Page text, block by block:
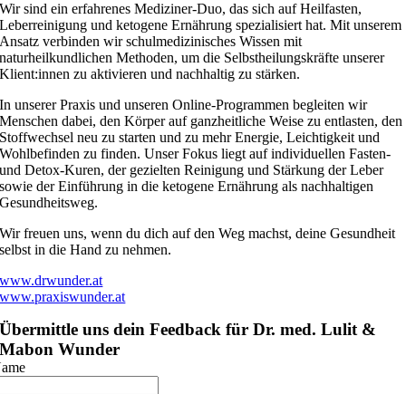
Wir sind ein erfahrenes Mediziner-Duo, das sich auf Heilfasten,
Leberreinigung und ketogene Ernährung spezialisiert hat. Mit unserem
Ansatz verbinden wir schulmedizinisches Wissen mit
naturheilkundlichen Methoden, um die Selbstheilungskräfte unserer
Klient:innen zu aktivieren und nachhaltig zu stärken.
In unserer Praxis und unseren Online-Programmen begleiten wir
Menschen dabei, den Körper auf ganzheitliche Weise zu entlasten, den
Stoffwechsel neu zu starten und zu mehr Energie, Leichtigkeit und
Wohlbefinden zu finden. Unser Fokus liegt auf individuellen Fasten-
und Detox-Kuren, der gezielten Reinigung und Stärkung der Leber
sowie der Einführung in die ketogene Ernährung als nachhaltigen
Gesundheitsweg.
Wir freuen uns, wenn du dich auf den Weg machst, deine Gesundheit
selbst in die Hand zu nehmen.
www.drwunder.at
www.praxiswunder.at
Übermittle uns dein Feedback für Dr. med. Lulit &
Mabon Wunder